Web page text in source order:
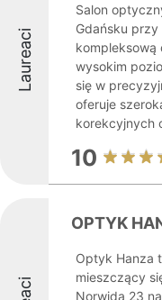
Laureaci
Salon
Gdańsku
kompleksową
wysokim
się w
oferuje
korekcyjnych
10
OPTYK
Optyk Hanza
mieszczący
Norwida 23